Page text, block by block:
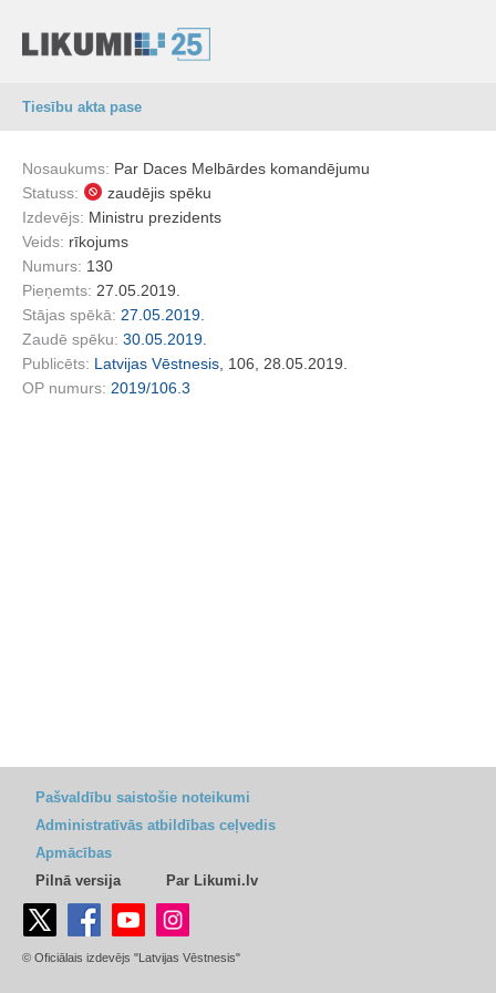
Tiesību akta pase
Nosaukums: Par Daces Melbārdes komandējumu
Statuss:
zaudējis spēku
Izdevējs: Ministru prezidents
Veids: rīkojums
Numurs: 130
Pieņemts: 27.05.2019.
Stājas spēkā: 27.05.2019.
Zaudē spēku: 30.05.2019.
Publicēts: Latvijas Vēstnesis , 106, 28.05.2019.
OP numurs: 2019/106.3
Pašvaldību saistošie noteikumi
Administratīvās atbildības ceļvedis
Apmācības
Pilnā versija
Par Likumi.lv
© Oficiālais izdevējs "Latvijas Vēstnesis"